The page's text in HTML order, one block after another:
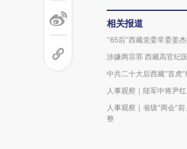
相关报道
“65后”西藏党委常委姜
涉嫌两宗罪 西藏高官纪
中共二十大后西藏“首虎”
人事观察｜陆军中将尹
人事观察｜省级“两会”
整